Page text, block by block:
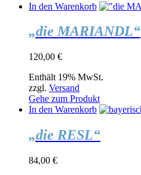
In den Warenkorb
„die MARIANDL“
120,00 €
Enthält 19% MwSt.
zzgl. Versand
Gehe zum Produkt
In den Warenkorb
„die RESL“
84,00 €